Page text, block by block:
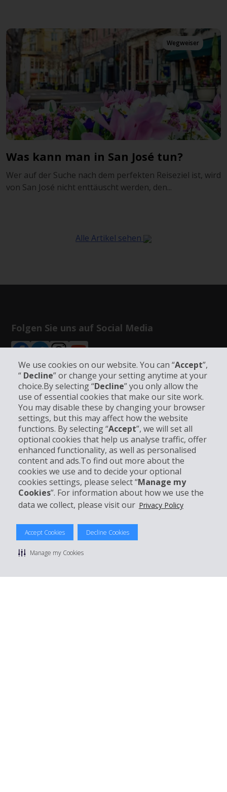
We use cookies on our website. You can “Accept”,
“ Decline” or change your setting anytime at your
choice.By selecting “Decline” you only allow the
use of essential cookies that make our site work.
You may disable these by changing your browser
settings, but this may affect how the website
functions. By selecting “Accept”, we will set all
optional cookies that help us analyse traffic, offer
enhanced functionality, as well as personalised
content and ads.To find out more about the
cookies we use and to decide your optional
cookies settings, please select “Manage my
Cookies”. For information about how we use the
data we collect, please visit our Privacy Policy
Accept Cookies Decline Cookies
Manage my Cookies
Wegweiser
Was kann man in San José tun?
Wer auf der Suche nach dem perfekten Reiseziel ist, wird
von San José nicht enttäuscht werden, den...
Alle Artikel sehen
Folgen Sie uns auf Social Media
Unternehmensinformation
Partner
Kundenservice
Mieten bei Hertz
© 2026 The Hertz System, Inc.
Datenschutzrichtlinie | Nutzungsbedingungen
Sitemap Cookies verwalten